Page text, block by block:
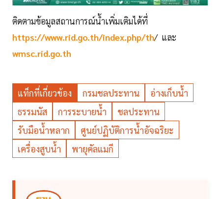
ติดตามข้อมูลสถานการณ์น้ำเพิ่มเติมได้ที่
https://www.rid.go.th/index.php/th/ และ
wmsc.rid.go.th
แท็กที่เกี่ยวข้อง กรมชลประทาน
อ่างเก็บน้ำ
ธรรมนัส
การระบายน้ำ
ชลประทาน
รับมือน้ำหลาก
ศูนย์ปฏิบัติการน้ำอัจฉริยะ
เครื่องสูบน้ำ
พายุคัลแมกี